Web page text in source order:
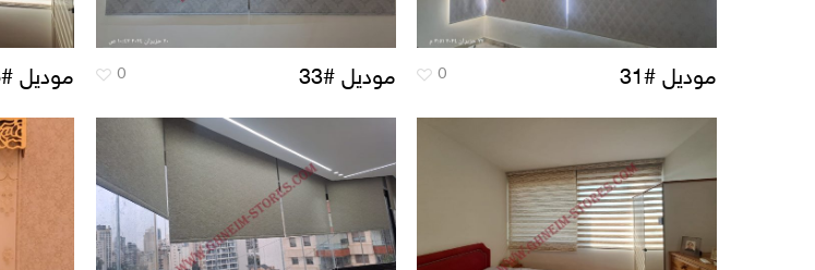
موديل #31 0 موديل #33 0 موديل #36